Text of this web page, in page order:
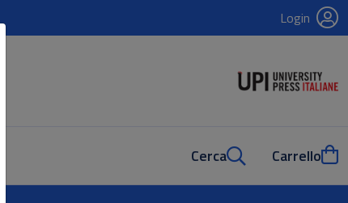
Login
Cerca Carrello